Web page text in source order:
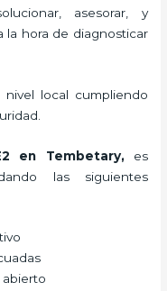
asesorar, y
la hora de diagnosticar
nivel local cumpliendo
en Tembetary, es
las siguientes